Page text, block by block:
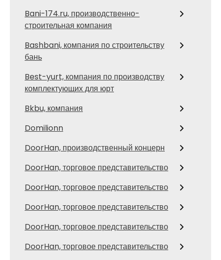
Bani-174.ru, производственно-
строительная компания
Bashbani, компания по строительству
бань
Best-yurt, компания по производству
комплектующих для юрт
Bkbu, компания
Domilionn
DoorHan, производственный концерн
DoorHan, торговое представительство
DoorHan, торговое представительство
DoorHan, торговое представительство
DoorHan, торговое представительство
DoorHan, торговое представительство